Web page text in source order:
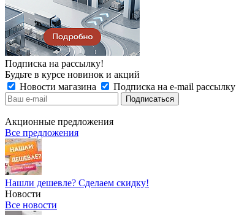
Подписка на рассылку!
Будьте в курсе новинок и акций
Новости магазина
Подписка на e-mail рассылку
Акционные предложения
Все предложения
Нашли дешевле? Сделаем скидку!
Новости
Все новости